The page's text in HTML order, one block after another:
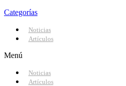
Categorías
Noticias
Artículos
Menú
Noticias
Artículos